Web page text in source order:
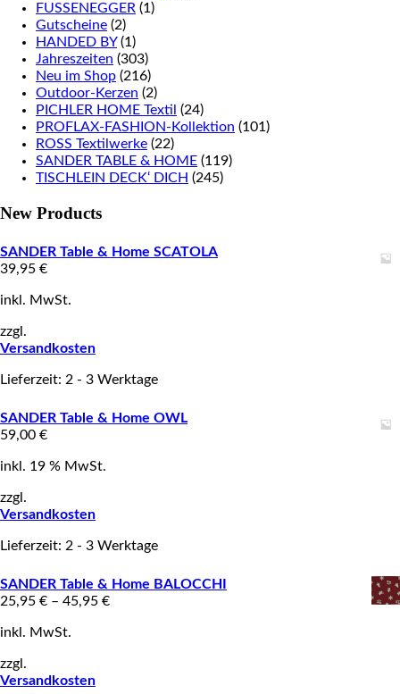
FUSSENEGGER (1)
Gutscheine (2)
HANDED BY (1)
Jahreszeiten (303)
Neu im Shop (216)
Outdoor-Kerzen (2)
PICHLER HOME Textil (24)
PROFLAX-FASHION-Kollektion (101)
ROSS Textilwerke (22)
SANDER TABLE & HOME (119)
TISCHLEIN DECK‘ DICH (245)
New Products
SANDER Table & Home SCATOLA
39,95 €
inkl. MwSt.
zzgl.
Versandkosten
Lieferzeit: 2 - 3 Werktage
SANDER Table & Home OWL
59,00 €
inkl. 19 % MwSt.
zzgl.
Versandkosten
Lieferzeit: 2 - 3 Werktage
SANDER Table & Home BALOCCHI
25,95 € – 45,95 €
inkl. MwSt.
zzgl.
Versandkosten